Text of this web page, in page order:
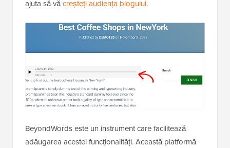
ajuta să văcreșteți audiența blogului.
BeyondWords este un instrument care facilitează
adăugarea acestei funcționalități. Această platformă